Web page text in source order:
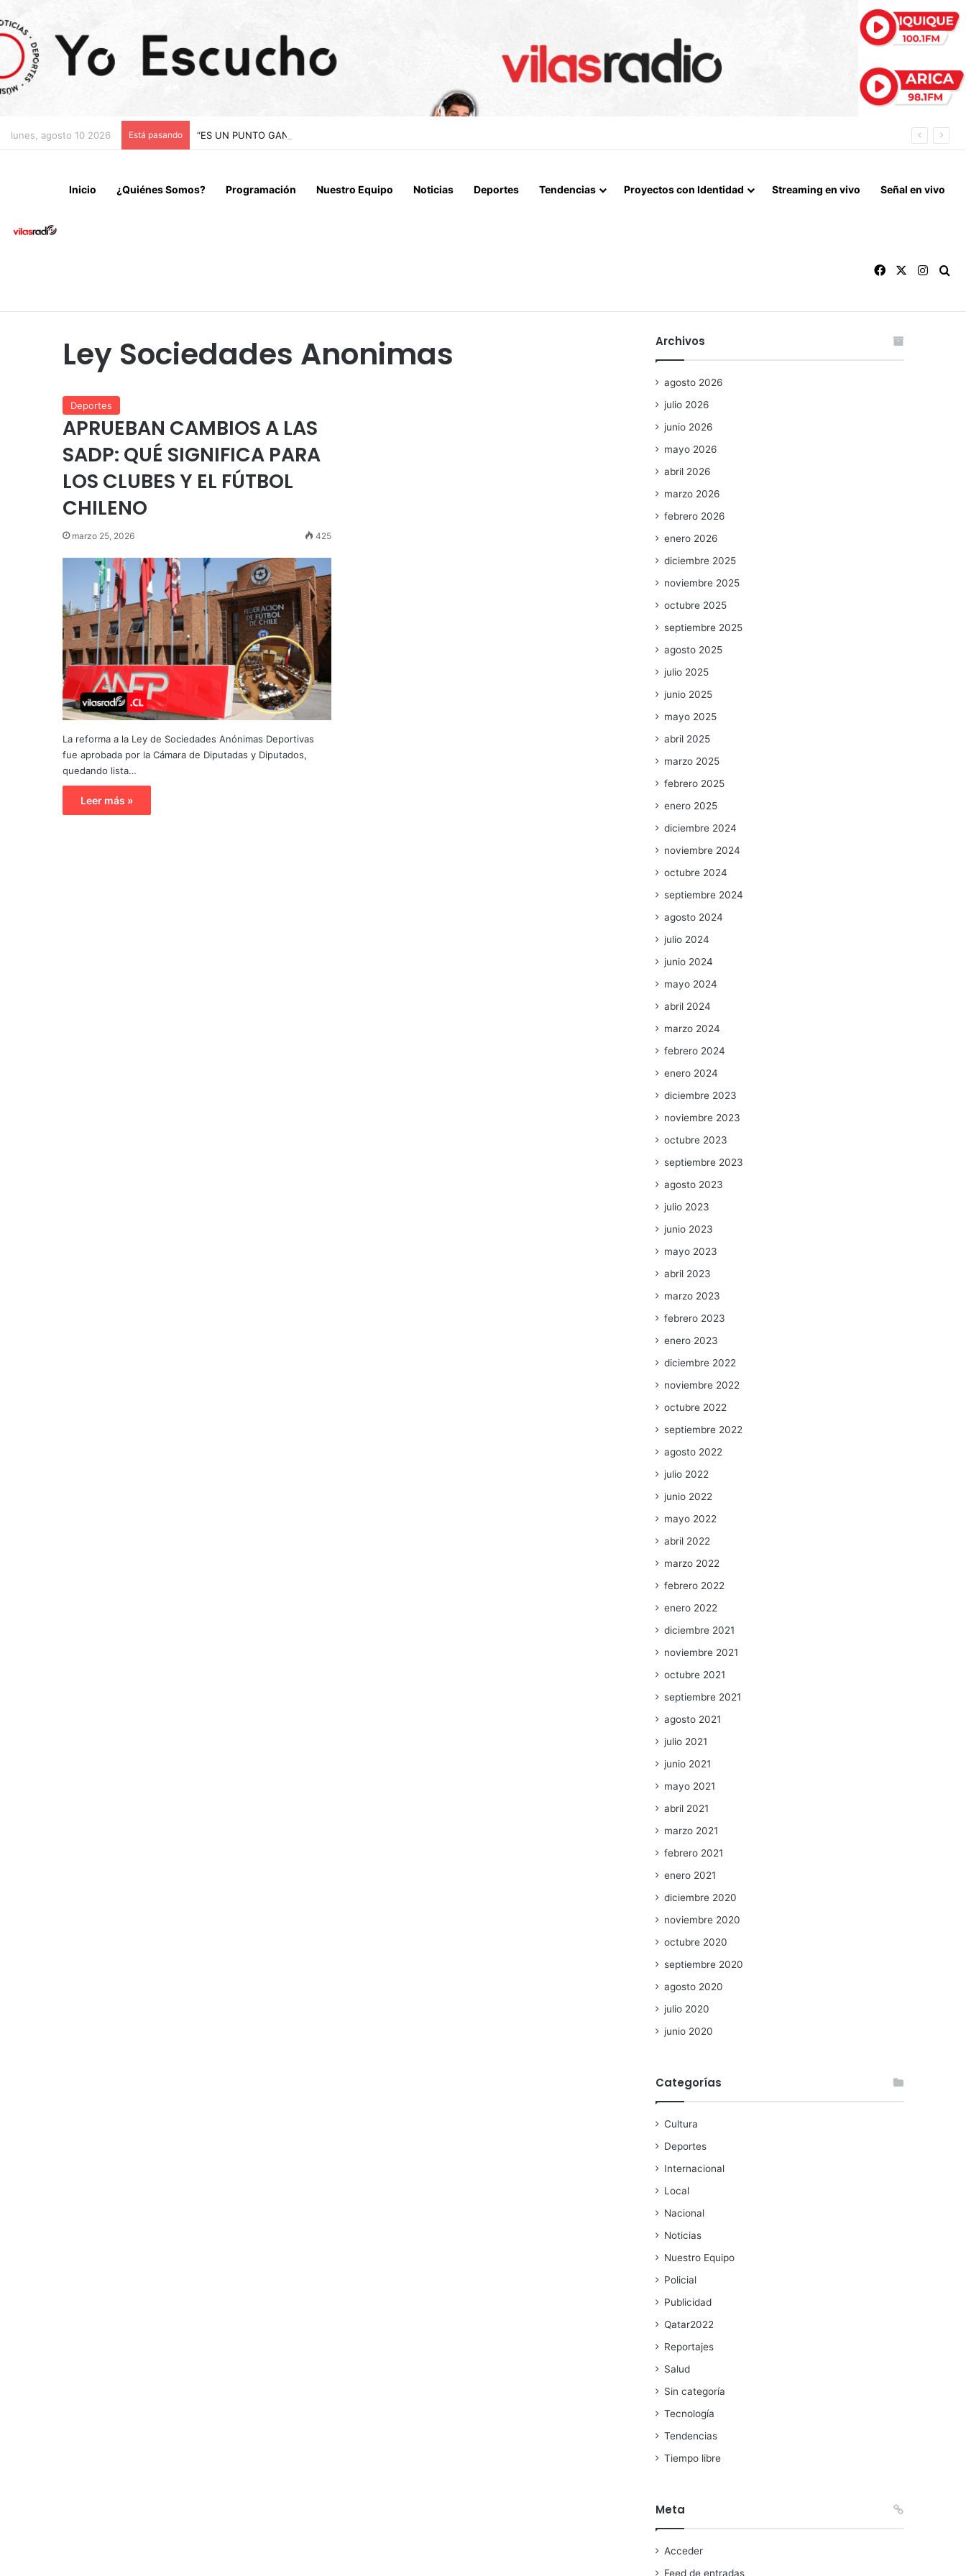
lunes, agosto 10 2026 Está pasando “ES UN PUNTO GANADO JUGAR CONTRA EL PUNTERO” HERNÁN PEÑA TRAS EL EMPATE CON COBRELOA
Inicio ¿Quiénes Somos? Programación Nuestro Equipo Noticias Deportes Tendencias Proyectos con Identidad Streaming en vivo Señal en vivo
Facebook
Ley Sociedades Anonimas
Deportes
APRUEBAN CAMBIOS A LAS
SADP: QUÉ SIGNIFICA PARA
LOS CLUBES Y EL FÚTBOL
CHILENO
marzo 25, 2026 425
La reforma a la Ley de Sociedades Anónimas Deportivas
fue aprobada por la Cámara de Diputadas y Diputados,
quedando lista…
Leer más »
Archivos
agosto 2026
julio 2026
junio 2026
mayo 2026
abril 2026
marzo 2026
febrero 2026
enero 2026
diciembre 2025
noviembre 2025
octubre 2025
septiembre 2025
agosto 2025
julio 2025
junio 2025
mayo 2025
abril 2025
marzo 2025
febrero 2025
enero 2025
diciembre 2024
noviembre 2024
octubre 2024
septiembre 2024
agosto 2024
julio 2024
junio 2024
mayo 2024
abril 2024
marzo 2024
febrero 2024
enero 2024
diciembre 2023
noviembre 2023
octubre 2023
septiembre 2023
agosto 2023
julio 2023
junio 2023
mayo 2023
abril 2023
marzo 2023
febrero 2023
enero 2023
diciembre 2022
noviembre 2022
octubre 2022
septiembre 2022
agosto 2022
julio 2022
junio 2022
mayo 2022
abril 2022
marzo 2022
febrero 2022
enero 2022
diciembre 2021
noviembre 2021
octubre 2021
septiembre 2021
agosto 2021
julio 2021
junio 2021
mayo 2021
abril 2021
marzo 2021
febrero 2021
enero 2021
diciembre 2020
noviembre 2020
octubre 2020
septiembre 2020
agosto 2020
julio 2020
junio 2020
Categorías
Cultura
Deportes
Internacional
Local
Nacional
Noticias
Nuestro Equipo
Policial
Publicidad
Qatar2022
Reportajes
Salud
Sin categoría
Tecnología
Tendencias
Tiempo libre
Meta
Acceder
Feed de entradas